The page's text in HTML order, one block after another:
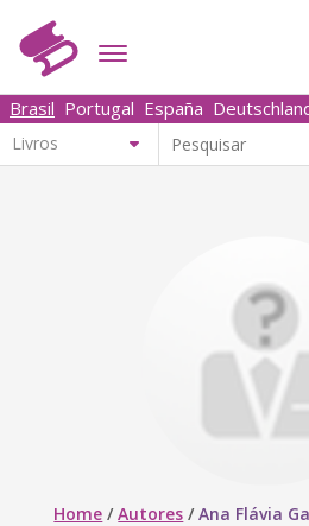
Brasil Portugal España
Home /Autores /Ana Flávia